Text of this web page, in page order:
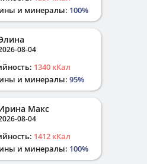
и минералы: 100%
08-04
1340 кКал
и минералы: 95%
Макс
08-04
1412 кКал
и минералы: 100%